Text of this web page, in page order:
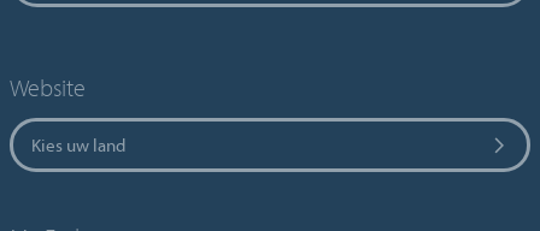
Website
Kies uw land